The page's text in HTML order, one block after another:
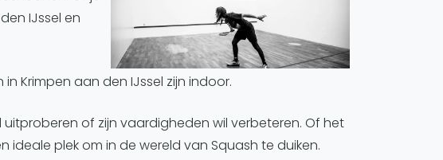
IJssel en
Krimpen aan den IJssel zijn indoor.
of zijn vaardigheden wil verbeteren. Of het
plek om in de wereld van Squash te duiken.